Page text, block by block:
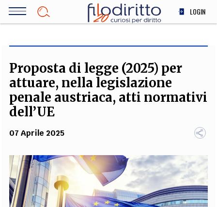
Salta
LOGIN
SOCIETÀ
MEDICINA
SCIENZA
STORIA E FILOSOFIA
TEAM
FILODIRITTO REDAZIONE COMITATO SCIENTIFICO AUTORI CURATORI
FOTOGRAFI
PARTNER COLLABORA CON NOI
Proposta di legge (2025) per
attuare, nella legislazione
penale austriaca, atti normativi
dell’UE
07 Aprile 2025